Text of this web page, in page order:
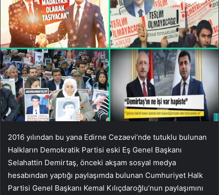
2016 yılından bu yana Edirne Cezaevi’nde tutuklu bulunan
Halkların Demokratik Partisi eski Eş Genel Başkanı
Selahattin Demirtaş, önceki akşam sosyal medya
hesabından yaptığı paylaşımda bulunan Cumhuriyet Halk
Partisi Genel Başkanı Kemal Kılıçdaroğlu’nun paylaşımını